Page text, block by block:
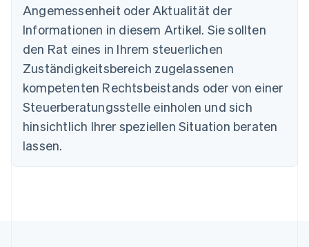
Angemessenheit oder Aktualität der
Informationen in diesem Artikel. Sie sollten
den Rat eines in Ihrem steuerlichen
Zuständigkeitsbereich zugelassenen
kompetenten Rechtsbeistands oder von einer
Steuerberatungsstelle einholen und sich
hinsichtlich Ihrer speziellen Situation beraten
lassen.
English
Dänemark
English
Deutschland
Deutsch English
Estland
Festlandchina
简体中文English
Finnland
English
Frankreich